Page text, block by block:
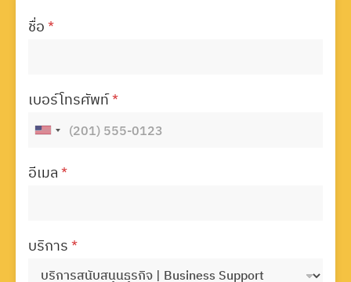
ชื่อ*
เบอร์โทรศัพท์*
อีเมล*
บริการ*